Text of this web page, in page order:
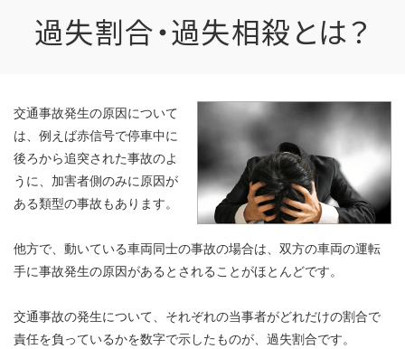
過失割合・過失相殺とは？
交通事故発生の原因について
は、例えば赤信号で停車中に
後ろから追突された事故のよ
うに、加害者側のみに原因が
ある類型の事故もあります。
他方で、動いている車両同士の事故の場合は、双方の車両の運転
手に事故発生の原因があるとされることがほとんどです。
交通事故の発生について、それぞれの当事者がどれだけの割合で
責任を負っているかを数字で示したものが、過失割合です。